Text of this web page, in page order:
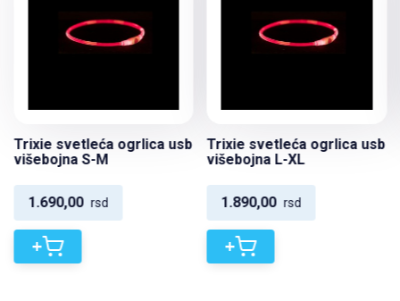
Trixie svetleća ogrlica usb
višebojna S-M
1.690,00 rsd
+
Trixie svetleća ogrlica usb
višebojna L-XL
1.890,00 rsd
+